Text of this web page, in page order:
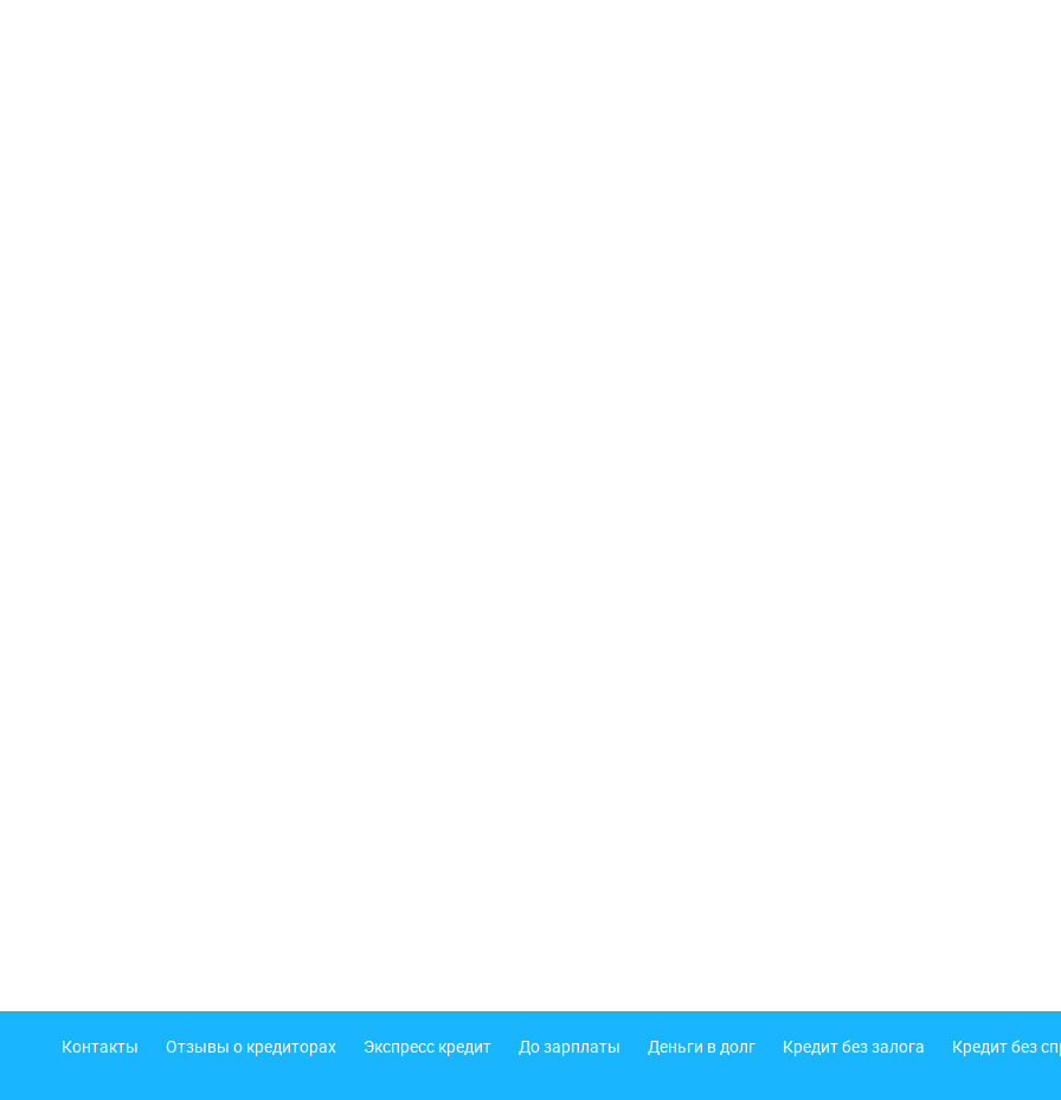
Подвал
Контакты Отзывы о кредиторах Экспресс кредит До зарплаты Деньги в долг Кредит без залога Кредит без